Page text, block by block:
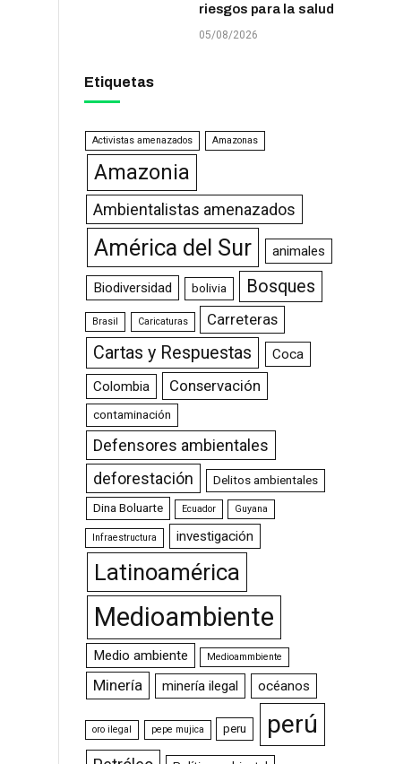
riesgos para la salud
05/08/2026
Etiquetas
Activistas amenazados Amazonas
Amazonia
Ambientalistas amenazados
América del Sur animales
Biodiversidad bolivia Bosques
Brasil Caricaturas Carreteras
Cartas y Respuestas
Coca
Colombia
Conservación
contaminación
Defensores ambientales
deforestación
Delitos ambientales
Dina Boluarte Ecuador Guyana
Infraestructura investigación
Latinoamérica
Medioambiente
Medio ambiente Medioammbiente
Minería minería ilegal océanos
oro ilegal pepe mujica peru perú